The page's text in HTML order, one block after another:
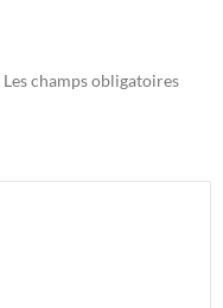
Les champs obligatoires